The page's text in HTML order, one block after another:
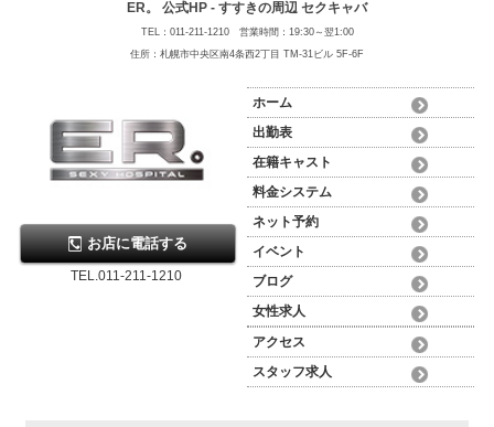
ER。 公式HP - すすきの周辺 セクキャバ
TEL：011-211-1210 営業時間：19:30～翌1:00
住所：札幌市中央区南4条西2丁目 TM-31ビル 5F-6F
お店に電話する
TEL.011-211-1210
ホーム
出勤表
在籍キャスト
料金システム
ネット予約
イベント
ブログ
女性求人
アクセス
スタッフ求人